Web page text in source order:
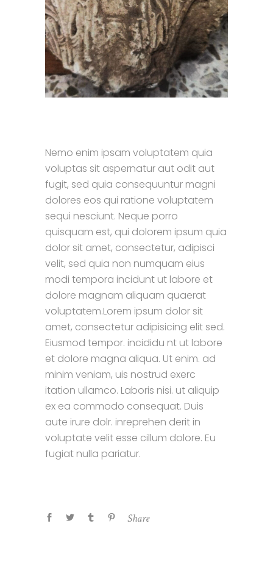
Nemo enim ipsam voluptatem quia
voluptas sit aspernatur aut odit aut
fugit, sed quia consequuntur magni
dolores eos qui ratione voluptatem
sequi nesciunt. Neque porro
quisquam est, qui dolorem ipsum quia
dolor sit amet, consectetur, adipisci
velit, sed quia non numquam eius
modi tempora incidunt ut labore et
dolore magnam aliquam quaerat
voluptatem.Lorem ipsum dolor sit
amet, consectetur adipisicing elit sed.
Eiusmod tempor. incididu nt ut labore
et dolore magna aliqua. Ut enim. ad
minim veniam, uis nostrud exerc
itation ullamco. Laboris nisi. ut aliquip
ex ea commodo consequat. Duis
aute irure dolr. inreprehen derit in
voluptate velit esse cillum dolore. Eu
fugiat nulla pariatur.
Share